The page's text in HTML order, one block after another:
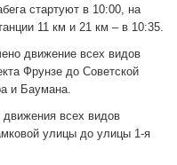
стартуют в 10:00, на
11 км и 21 км – в 10:35.
движение всех видов
Фрунзе до Советской
и Баумана.
движения всех видов
улицы до улицы 1-я